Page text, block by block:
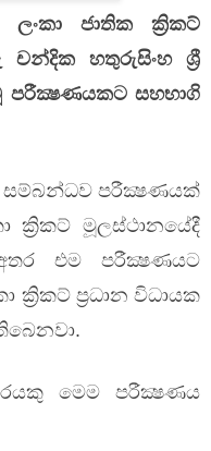
ජාතික ක්‍රිකට්
හතුරුසිංහ ශ්‍රී
පරීක්‍ෂණයකට සහභාගි
සම්බන්ධව පරීක්‍ෂණයක්
ක්‍රිකට් මූලස්ථානයේදී
එම පරීක්‍ෂණයට
ක්‍රිකට් ප්‍රධාන විධායක
මෙම පරීක්‍ෂණය